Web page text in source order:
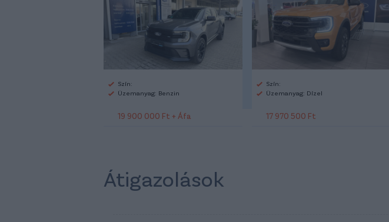
Szín:
Üzemanyag: Benzin
19 900 000 Ft + Áfa
Szín:
Üzemanyag: Dízel
17 970 500 Ft
Átigazolások